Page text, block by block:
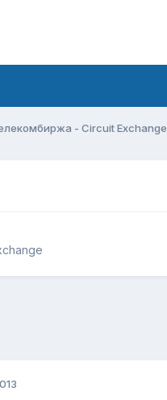
- Circuit Exchange